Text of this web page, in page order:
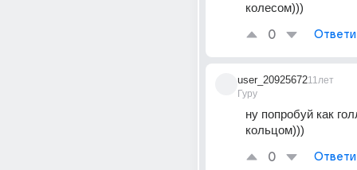
колесом)))
0
user_20925672
Гуру
11лет
ну попробуй как
кольцом)))
0